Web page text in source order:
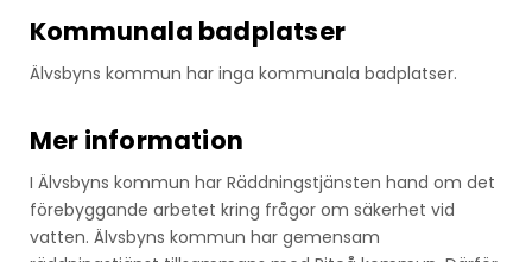
Kommunala badplatser
Älvsbyns kommun har inga kommunala badplatser.
Mer information
I Älvsbyns kommun har Räddningstjänsten hand om det
förebyggande arbetet kring frågor om säkerhet vid
vatten. Älvsbyns kommun har gemensam